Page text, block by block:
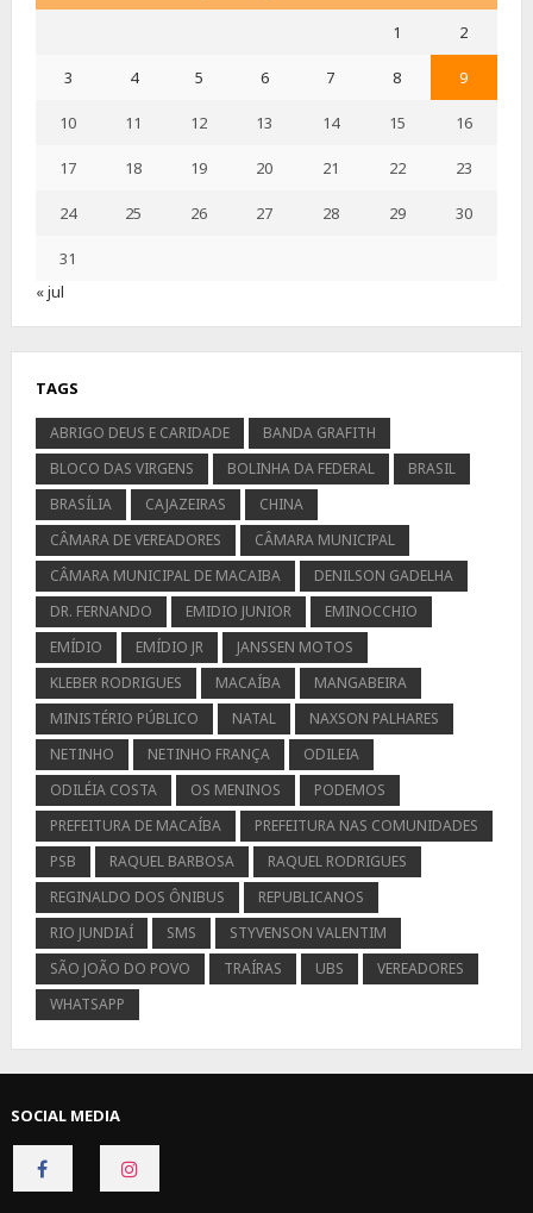
1 2
3 4 5 6 7 8 9
10 11 12 13 14 15 16
17 18 19 20 21 22 23
24 25 26 27 28 29 30
31
« jul
TAGS
ABRIGO DEUS E CARIDADE
BANDA GRAFITH
BLOCO DAS VIRGENS
BOLINHA DA FEDERAL
BRASIL
BRASÍLIA
CAJAZEIRAS
CHINA
CÂMARA DE VEREADORES
CÂMARA MUNICIPAL
CÂMARA MUNICIPAL DE MACAIBA
DENILSON GADELHA
DR. FERNANDO
EMIDIO JUNIOR
EMINOCCHIO
EMÍDIO
EMÍDIO JR
JANSSEN MOTOS
KLEBER RODRIGUES
MACAÍBA
MANGABEIRA
MINISTÉRIO PÚBLICO
NATAL
NAXSON PALHARES
NETINHO
NETINHO FRANÇA
ODILEIA
ODILÉIA COSTA
OS MENINOS
PODEMOS
PREFEITURA DE MACAÍBA
PREFEITURA NAS COMUNIDADES
PSB
RAQUEL BARBOSA
RAQUEL RODRIGUES
REGINALDO DOS ÔNIBUS
REPUBLICANOS
RIO JUNDIAÍ
SMS
STYVENSON VALENTIM
SÃO JOÃO DO POVO
TRAÍRAS UBS
VEREADORES
WHATSAPP
SOCIAL MEDIA
CONNECT
ON